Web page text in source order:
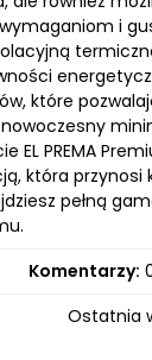
i
które
PREMA
która przynosi
pełną
Komentarzy:
Ostatnia